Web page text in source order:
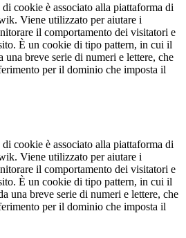
cookie è associato alla piattaforma di
Viene utilizzato per aiutare i
il comportamento dei visitatori e
È un cookie di tipo pattern, in cui il
una breve serie di numeri e lettere, che
per il dominio che imposta il
cookie è associato alla piattaforma di
Viene utilizzato per aiutare i
il comportamento dei visitatori e
È un cookie di tipo pattern, in cui il
una breve serie di numeri e lettere, che
per il dominio che imposta il